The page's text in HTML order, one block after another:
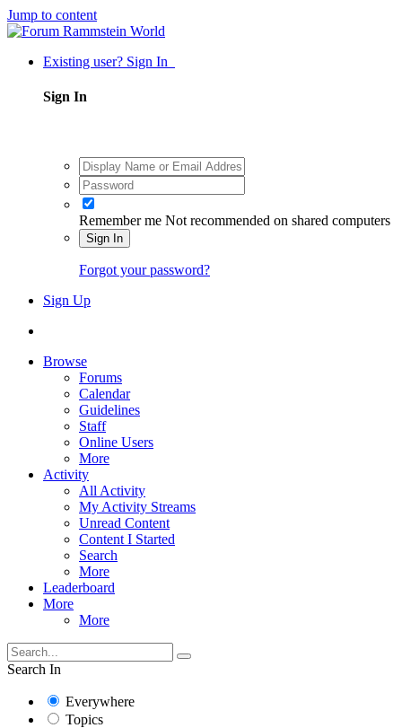
Jump to content
Existing user? Sign In
Sign In
Remember me Not recommended on shared computers
Sign In
Forgot your password?
Sign Up
Browse
Forums
Calendar
Guidelines
Staff
Online Users
More
Activity
All Activity
My Activity Streams
Unread Content
Content I Started
Search
More
Leaderboard
More
More
Search In
Everywhere
Topics